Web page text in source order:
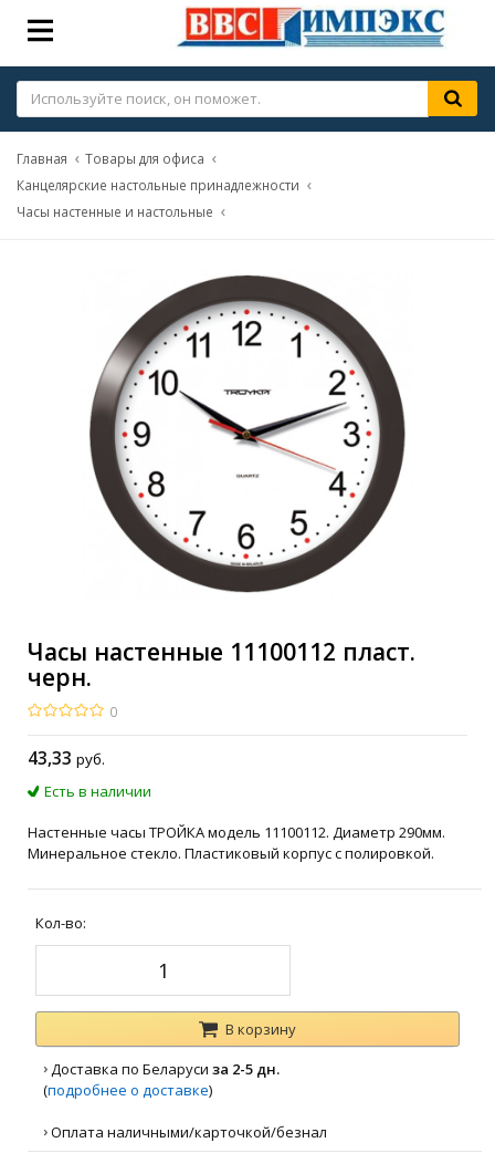
Главная
Товары для офиса
Канцелярские настольные принадлежности
Часы настенные и настольные
Часы настенные 11100112 пласт.
черн.
0
43,33 руб.
Есть в наличии
Настенные часы ТРОЙКА модель 11100112. Диаметр 290мм.
Минеральное стекло. Пластиковый корпус с полировкой.
Кол-во:
В корзину
›Доставка по Беларуси за 2-5 дн.
(подробнее о доставке)
›Оплата наличными/карточкой/безнал